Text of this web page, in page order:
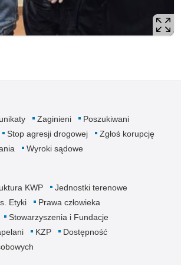
Zaginieni
Poszukiwani
Stop agresji drogowej
Zgłoś korupcję
Wyroki sądowe
KWP
Jednostki terenowe
Etyki
Prawa człowieka
Stowarzyszenia i Fundacje
KZP
Dostępność